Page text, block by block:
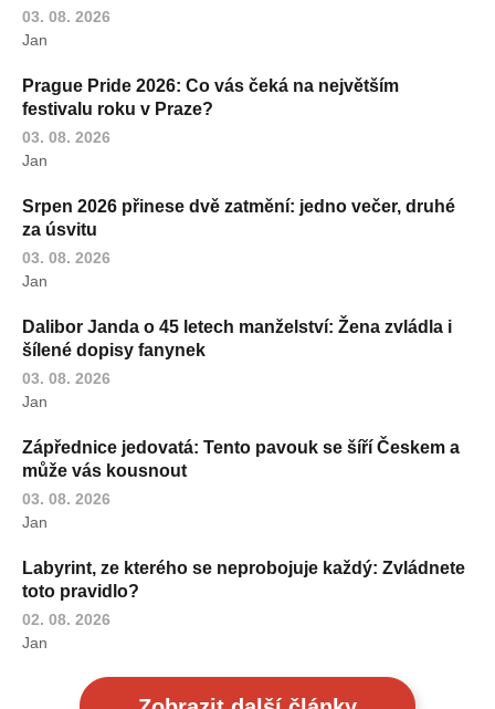
03. 08. 2026
Jan
Prague Pride 2026: Co vás čeká na největším
festivalu roku v Praze?
03. 08. 2026
Jan
Srpen 2026 přinese dvě zatmění: jedno večer, druhé
za úsvitu
03. 08. 2026
Jan
Dalibor Janda o 45 letech manželství: Žena zvládla i
šílené dopisy fanynek
03. 08. 2026
Jan
Zápřednice jedovatá: Tento pavouk se šíří Českem a
může vás kousnout
03. 08. 2026
Jan
Labyrint, ze kterého se neprobojuje každý: Zvládnete
toto pravidlo?
02. 08. 2026
Jan